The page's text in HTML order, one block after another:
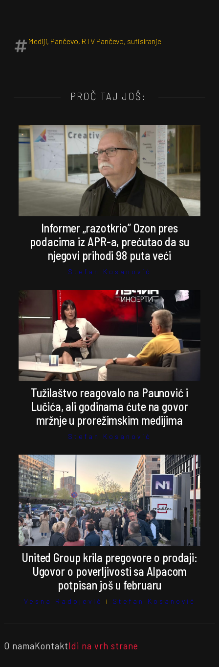
Mediji, Pančevo, RTV Pančevo, sufisiranje
PROČITAJ JOŠ:
Informer „razotkrio” Ozon pres
podacima iz APR-a, prećutao da su
njegovi prihodi 98 puta veći
Stefan Kosanović
Tužilaštvo reagovalo na Paunović i
Lučića, ali godinama ćute na govor
mržnje u prorežimskim medijima
Stefan Kosanović
United Group krila pregovore o prodaji:
Ugovor o poverljivosti sa Alpacom
potpisan još u februaru
Vesna Radojević i Stefan Kosanović
O namaKontaktIdi na vrh strane